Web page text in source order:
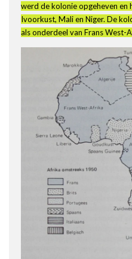
werd de kolonie opgeheven en
Ivoorkust, Mali en Niger. De
als onderdeel van Frans West-